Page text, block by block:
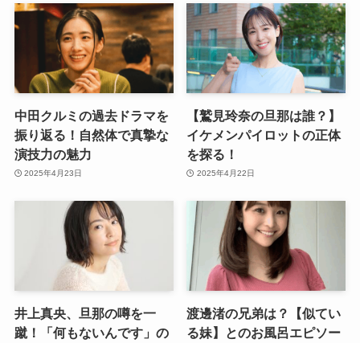
中田クルミの過去ドラマを
振り返る！自然体で真摯な
演技力の魅力
2025年4月23日
【鷲見玲奈の旦那は誰？】
イケメンパイロットの正体
を探る！
2025年4月22日
井上真央、旦那の噂を一
蹴！「何もないんです」の
渡邊渚の兄弟は？【似てい
る妹】とのお風呂エピソー